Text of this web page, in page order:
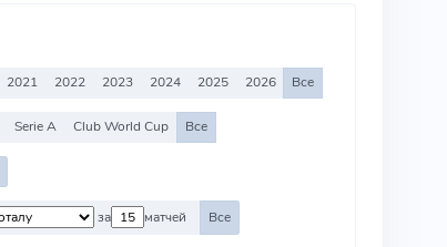
2021 2022 2023 2024 2025 2026 Все
Serie A Club World Cup Все
за матчей Все